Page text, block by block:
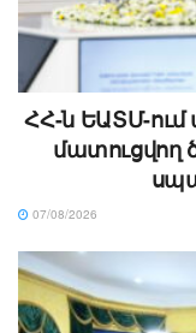
ՀՀ-ն ԵԱՏՄ-
մատուցվող
07/08/2026